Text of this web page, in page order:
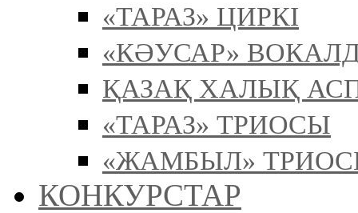
«ТАРАЗ» ЦИРКІ
«КӘУСАР»
ҚАЗАҚ ХАЛЫҚ
«ТАРАЗ» ТРИОСЫ
«ЖАМБЫЛ»
КОНКУРСТАР